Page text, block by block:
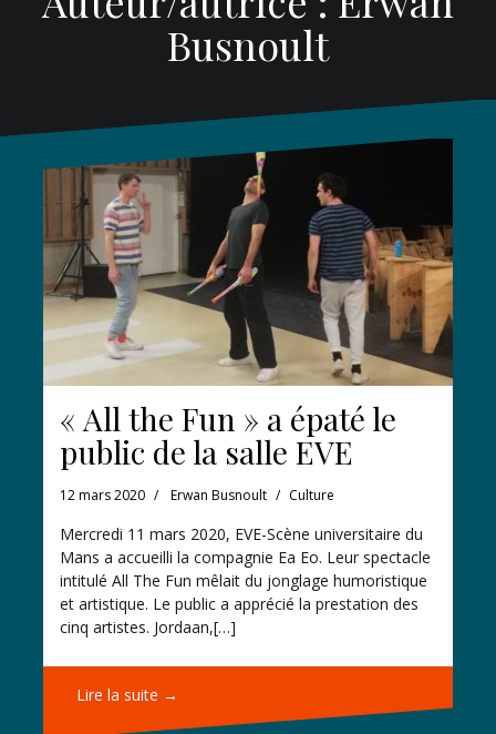
Busnoult
« All the Fun » a épaté le
public de la salle EVE
12 mars 2020 Erwan Busnoult Culture
Mercredi 11 mars 2020, EVE-Scène universitaire du
Mans a accueilli la compagnie Ea Eo. Leur spectacle
intitulé All The Fun mêlait du jonglage humoristique
et artistique. Le public a apprécié la prestation des
cinq artistes. Jordaan,[…]
Lire la suite →